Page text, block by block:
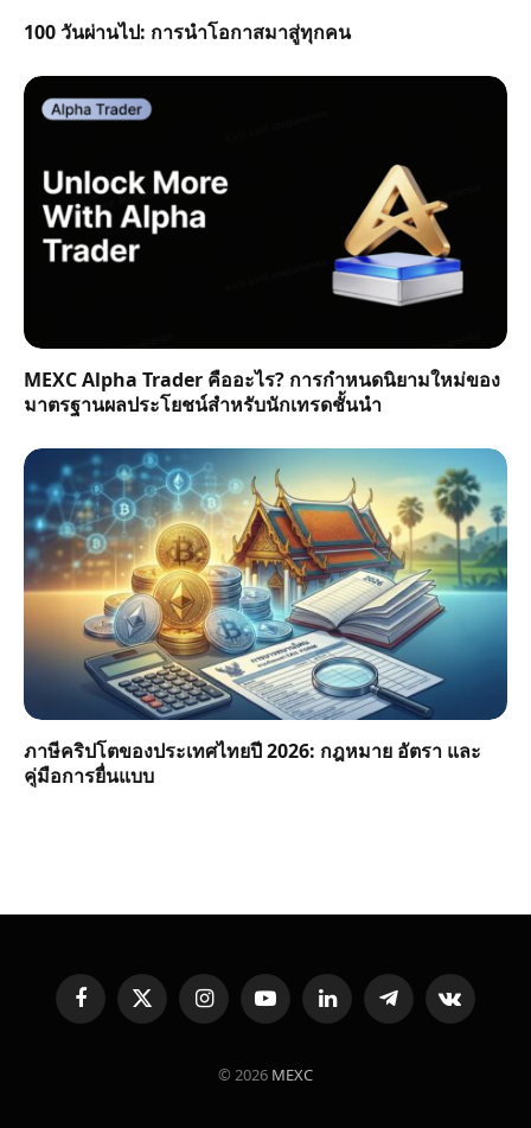
100 วันผ่านไป: การนำโอกาสมาสู่ทุกคน
MEXC Alpha Trader คืออะไร? การกำหนดนิยามใหม่ของ
มาตรฐานผลประโยชน์สำหรับนักเทรดชั้นนำ
ภาษีคริปโตของประเทศไทยปี 2026: กฎหมาย อัตรา และ
คู่มือการยื่นแบบ
FacebookX
(Twitter)
InstagramYouTubeLinkedInTelegramVKontakte
© 2026 MEXC